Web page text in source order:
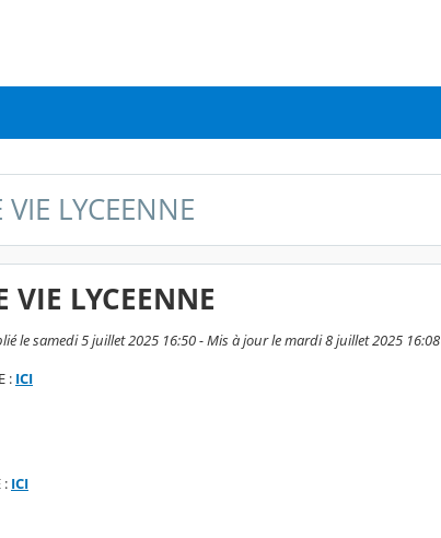
VIE LYCEENNE
VIE LYCEENNE
le samedi 5 juillet 2025 16:50 - Mis à jour le mardi 8 juillet 2025 16:08
: ICI
: ICI